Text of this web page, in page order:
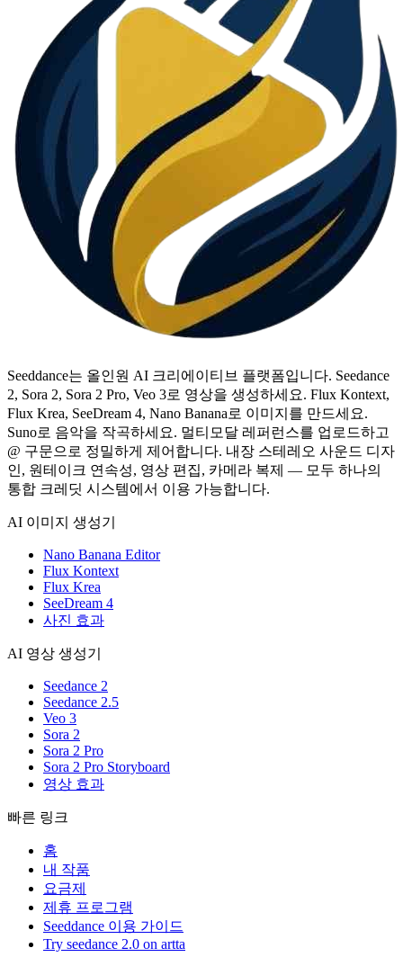
Seeddance는 올인원 AI 크리에이티브 플랫폼입니다. Seedance
2, Sora 2, Sora 2 Pro, Veo 3로 영상을 생성하세요. Flux Kontext,
Flux Krea, SeeDream 4, Nano Banana로 이미지를 만드세요.
Suno로 음악을 작곡하세요. 멀티모달 레퍼런스를 업로드하고
@ 구문으로 정밀하게 제어합니다. 내장 스테레오 사운드 디자
인, 원테이크 연속성, 영상 편집, 카메라 복제 — 모두 하나의
통합 크레딧 시스템에서 이용 가능합니다.
AI 이미지 생성기
Nano Banana Editor
Flux Kontext
Flux Krea
SeeDream 4
사진 효과
AI 영상 생성기
Seedance 2
Seedance 2.5
Veo 3
Sora 2
Sora 2 Pro
Sora 2 Pro Storyboard
영상 효과
빠른 링크
홈
내 작품
요금제
제휴 프로그램
Seeddance 이용 가이드
Try seedance 2.0 on artta